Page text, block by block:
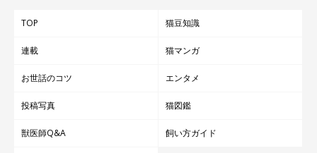
TOP 猫豆知識
連載 猫マンガ
お世話のコツ エンタメ
投稿写真 猫図鑑
獣医師Q&A 飼い方ガイド